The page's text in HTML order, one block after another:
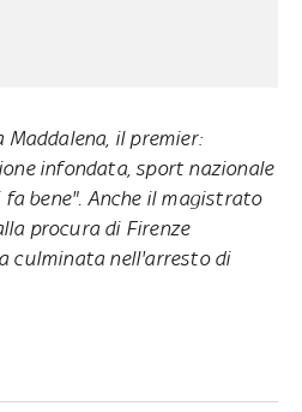
Maddalena, il premier:
infondata, sport nazionale
fa bene". Anche il magistrato
procura di Firenze
culminata nell'arresto di